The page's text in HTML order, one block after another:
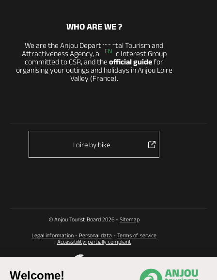
Welcome!
EN
WHO ARE WE ?
We are the Anjou Departmental Tourism and
Attractiveness Agency, a Public Interest Group
committed to CSR, and theofficial guidefor
organising your outings and holidays in Anjou Loire
Valley (France).
Loire by bike
© Anjou Tourist Board 2026 - Sitemap
Legal information - Personal data - Terms of service
Accessibility: partially compliant